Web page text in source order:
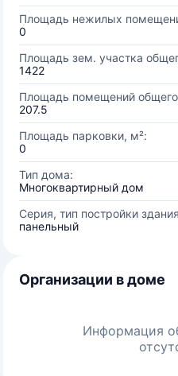
Площадь нежилых
0
Площадь зем. участка
1422
Площадь помещений
207.5
Площадь парковки, м²:
0
Тип дома:
Многоквартирный дом
Серия, тип постройки
панельный
Организации в доме
Информация